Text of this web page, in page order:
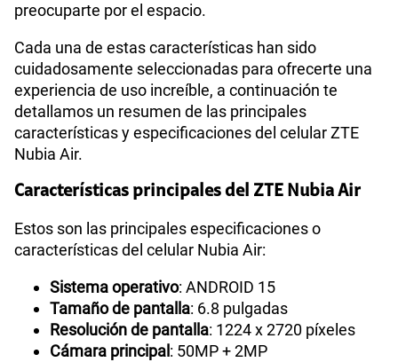
preocuparte por el espacio.
Cada una de estas características han sido
cuidadosamente seleccionadas para ofrecerte una
experiencia de uso increíble, a continuación te
detallamos un resumen de las principales
características y especificaciones del celular ZTE
Nubia Air.
Características principales del ZTE Nubia Air
Estos son las principales especificaciones o
características del celular Nubia Air:
Sistema operativo: ANDROID 15
Tamaño de pantalla: 6.8 pulgadas
Resolución de pantalla: 1224 x 2720 píxeles
Cámara principal : 50MP + 2MP